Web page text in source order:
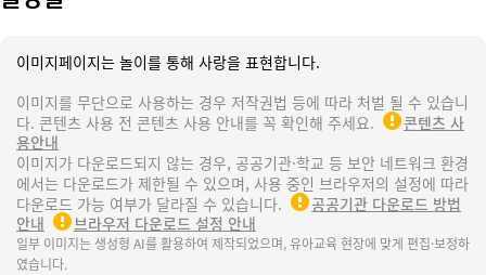
이미지페이지는 놀이를 통해 사랑을 표현합니다.
이미지를 무단으로 사용하는 경우 저작권법 등에 따라 처벌 될 수 있습니
다. 콘텐츠 사용 전 콘텐츠 사용 안내를 꼭 확인해 주세요.
콘텐츠 사
용안내
이미지가 다운로드되지 않는 경우, 공공기관·학교 등 보안 네트워크 환경
에서는 다운로드가 제한될 수 있으며, 사용 중인 브라우저의 설정에 따라
다운로드 가능 여부가 달라질 수 있습니다.
공공기관 다운로드 방법
안내
브라우저 다운로드 설정 안내
일부 이미지는 생성형 AI를 활용하여 제작되었으며, 유아교육 현장에 맞게 편집·보정하
였습니다.